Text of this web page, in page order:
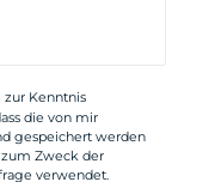
zur Kenntnis
die von mir
gespeichert werden
Zweck der
verwendet.